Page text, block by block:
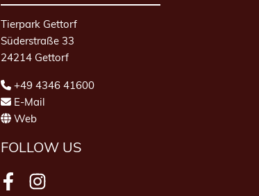
Tierpark Gettorf
Süderstraße 33
24214 Gettorf
+49 4346 41600
E-Mail
Web
FOLLOW US
FacebookInstagram